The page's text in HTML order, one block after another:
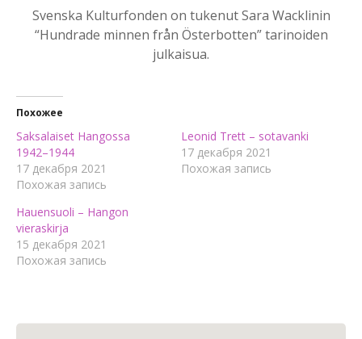
Svenska Kulturfonden on tukenut Sara Wacklinin
“Hundrade minnen från Österbotten” tarinoiden
julkaisua.
Похожее
Saksalaiset Hangossa
1942–1944
17 декабря 2021
Похожая запись
Leonid Trett – sotavanki
17 декабря 2021
Похожая запись
Hauensuoli – Hangon
vieraskirja
15 декабря 2021
Похожая запись